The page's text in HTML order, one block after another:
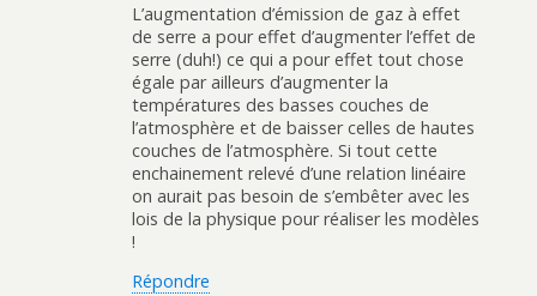
L’augmentation d’émission de gaz à effet
de serre a pour effet d’augmenter l’effet de
serre (duh!) ce qui a pour effet tout chose
égale par ailleurs d’augmenter la
températures des basses couches de
l’atmosphère et de baisser celles de hautes
couches de l’atmosphère. Si tout cette
enchainement relevé d’une relation linéaire
on aurait pas besoin de s’embêter avec les
lois de la physique pour réaliser les modèles
!
Répondre